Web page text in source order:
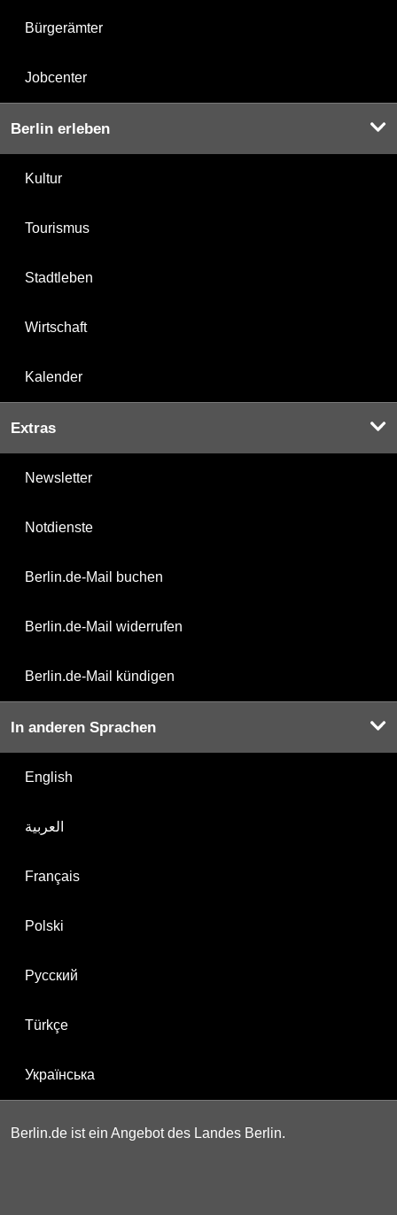
Bürgerämter
Jobcenter
Berlin erleben
Kultur
Tourismus
Stadtleben
Wirtschaft
Kalender
Extras
Newsletter
Notdienste
Berlin.de-Mail buchen
Berlin.de-Mail widerrufen
Berlin.de-Mail kündigen
In anderen Sprachen
English
العربية
Français
Polski
Русский
Türkçe
Українська
Berlin.de ist ein Angebot des Landes Berlin.